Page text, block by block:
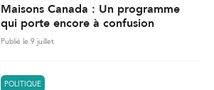
Maisons Canada : Un programme
qui porte encore à confusion
Publié le 9 juillet
POLITIQUE